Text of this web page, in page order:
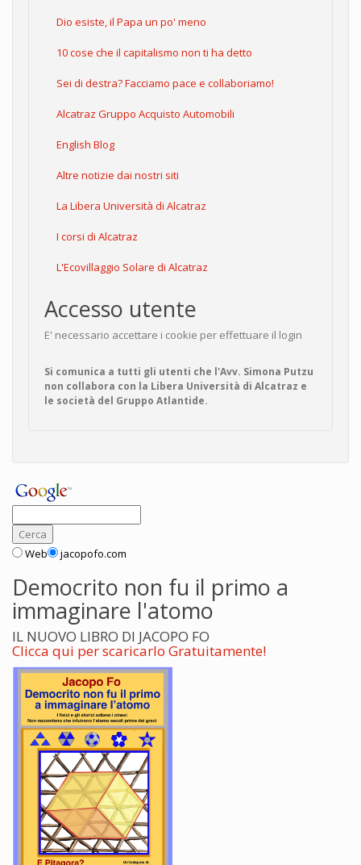
Dio esiste, il Papa un po' meno
10 cose che il capitalismo non ti ha detto
Sei di destra? Facciamo pace e collaboriamo!
Alcatraz Gruppo Acquisto Automobili
English Blog
Altre notizie dai nostri siti
La Libera Università di Alcatraz
I corsi di Alcatraz
L'Ecovillaggio Solare di Alcatraz
Accesso utente
E' necessario accettare i cookie per effettuare il login
Si comunica a tutti gli utenti che l'Avv. Simona Putzu
non collabora con la Libera Università di Alcatraz e
le società del Gruppo Atlantide.
Web jacopofo.com
Democrito non fu il primo a
immaginare l'atomo
IL NUOVO LIBRO DI JACOPO FO
Clicca qui per scaricarlo Gratuitamente!